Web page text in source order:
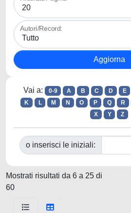
Autori/Record:
Vai a: 0-9 A B C D E
K
L M N O P Q R
X
Y Z
o inserisci le iniziali:
Mostrati risultati da 6 a 25 di
60